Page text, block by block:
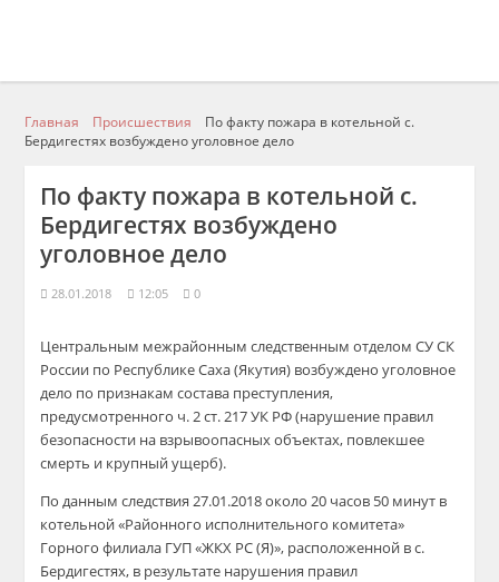
Главная Происшествия
По факту пожара в котельной с.
Бердигестях возбуждено уголовное дело
По факту пожара в котельной с.
Бердигестях возбуждено
уголовное дело
28.01.2018 12:05 0
Центральным межрайонным следственным отделом СУ СК
России по Республике Саха (Якутия) возбуждено уголовное
дело по признакам состава преступления,
предусмотренного ч. 2 ст. 217 УК РФ (нарушение правил
безопасности на взрывоопасных объектах, повлекшее
смерть и крупный ущерб).
По данным следствия 27.01.2018 около 20 часов 50 минут в
котельной «Районного исполнительного комитета»
Горного филиала ГУП «ЖКХ РС (Я)», расположенной в с.
Бердигестях, в результате нарушения правил